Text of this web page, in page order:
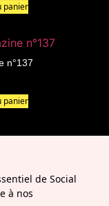
panier
n°137
panier
de Social
à nos